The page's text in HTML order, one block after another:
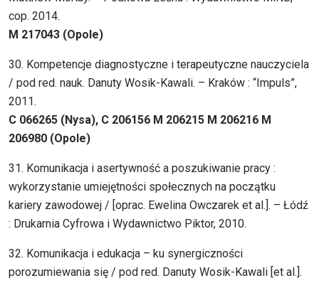
cop. 2014.
M 217043 (Opole)
30. Kompetencje diagnostyczne i terapeutyczne nauczyciela
/ pod red. nauk. Danuty Wosik-Kawali. – Kraków : “Impuls”,
2011.
C 066265 (Nysa), C 206156 M 206215 M 206216 M
206980 (Opole)
31. Komunikacja i asertywność a poszukiwanie pracy :
wykorzystanie umiejętności społecznych na początku
kariery zawodowej / [oprac. Ewelina Owczarek et al.]. – Łódź
: Drukarnia Cyfrowa i Wydawnictwo Piktor, 2010.
32. Komunikacja i edukacja – ku synergiczności
porozumiewania się / pod red. Danuty Wosik-Kawali [et al.].